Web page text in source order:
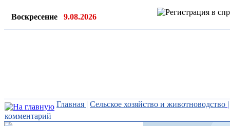
Воскресение 9.08.2026
Главная | Сельское хозяйство и животноводство
комментарий